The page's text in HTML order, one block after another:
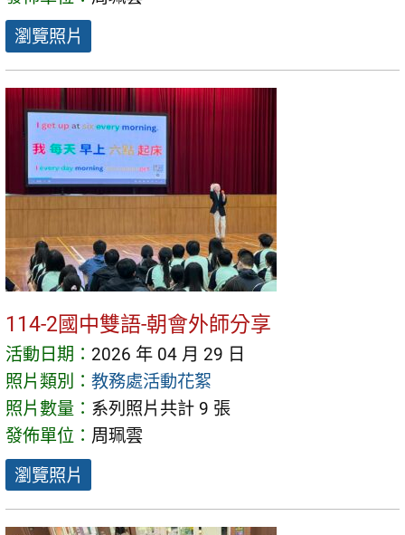
瀏覽照片
114-2國中雙語-朝會外師分享
活動日期： 2026 年 04 月 29 日
照片類別： 教務處活動花絮
照片數量： 系列照片共計 9 張
發佈單位： 周珮雲
瀏覽照片